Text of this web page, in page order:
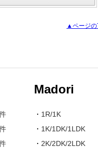
▲ページの
Madori
・ 1R/1K
・ 1K/1DK/1LDK
・ 2K/2DK/2LDK